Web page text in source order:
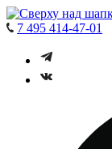
7 495 414-47-01